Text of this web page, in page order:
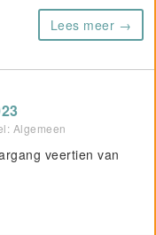
Lees meer →
Algemeen
veertien van